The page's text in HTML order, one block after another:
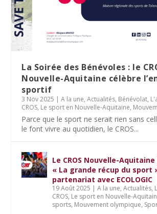
La Soirée des Bénévoles : le
Nouvelle-Aquitaine célèbre
sportif
3 Nov 2025 |A la une,Actualités, Bénévolat,
CROS, Le sport en Nouvelle-Aquitaine,
Parce que le sport ne serait rien sans
le font vivre au quotidien, le CROS...
Le CROS Nouvelle-
« La grande récup du sport
partenariat avec ECOLOGIC
19 Août 2025 |A la une,Actualités,
CROS, Le sport en Nouvelle-
sports, Mouvement olympique,